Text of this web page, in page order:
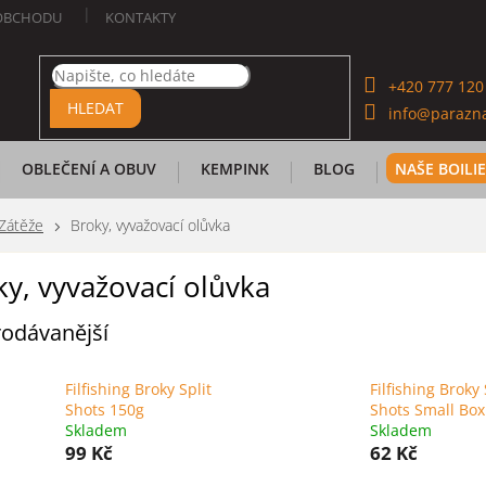
KONTAKTY
HLEDAT
+420 777
OBLEČENÍ A OBUV KEMPINK BLOG NAŠE
Broky, vyvažovací olůvka
vyvažovací olůvka
Filfishing Broky Split
Shots 150g
Skladem
99 Kč
Filfishing Broky
Shots Small Box
Skladem
62 Kč